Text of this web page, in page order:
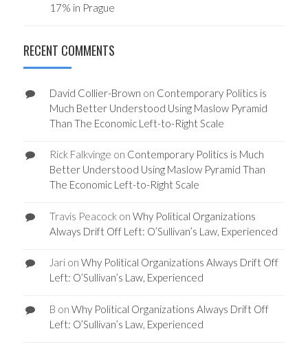
17% in Prague
RECENT COMMENTS
David Collier-Brown on Contemporary Politics is
Much Better Understood Using Maslow Pyramid
Than The Economic Left-to-Right Scale
Rick Falkvinge on Contemporary Politics is Much
Better Understood Using Maslow Pyramid Than
The Economic Left-to-Right Scale
Travis Peacockon Why Political Organizations
Always Drift Off Left: O’Sullivan’s Law, Experienced
Jarion Why Political Organizations Always Drift Off
Left: O’Sullivan’s Law, Experienced
B on Why Political Organizations Always Drift Off
Left: O’Sullivan’s Law, Experienced